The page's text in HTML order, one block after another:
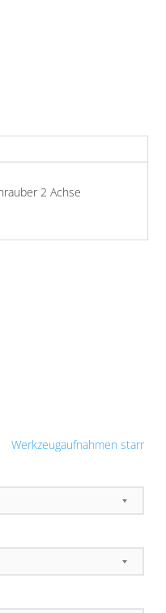
2 Achse
Werkzeugaufnahmen starr